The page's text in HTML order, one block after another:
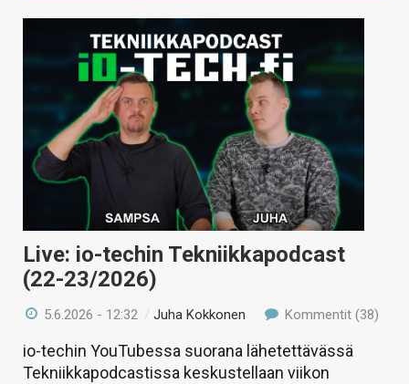
Live: io-techin Tekniikkapodcast
(22-23/2026)
5.6.2026 - 12:32 /Juha Kokkonen Kommentit (38)
io-techin YouTubessa suorana lähetettävässä
Tekniikkapodcastissa keskustellaan viikon